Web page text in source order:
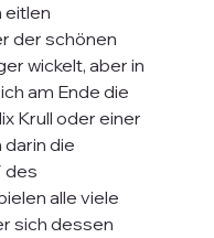
eitlen
der schönen
wickelt, aber in
am Ende die
Krull oder einer
darin die
des
alle viele
sich dessen